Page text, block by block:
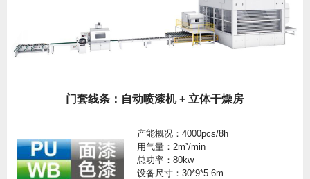
门套线条：自动喷漆机 + 立体干燥房
产能概况：4000pcs/8h
用气量：2m³/min
总功率：80kw
设备尺寸：30*9*5.6m